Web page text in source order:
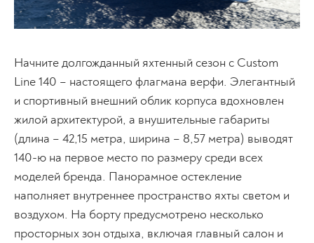
Начните долгожданный яхтенный сезон с Custom
Line 140 – настоящего флагмана верфи. Элегантный
и спортивный внешний облик корпуса вдохновлен
жилой архитектурой, а внушительные габариты
(длина – 42,15 метра, ширина – 8,57 метра) выводят
140-ю на первое место по размеру среди всех
моделей бренда. Панорамное остекление
наполняет внутреннее пространство яхты светом и
воздухом. На борту предусмотрено несколько
просторных зон отдыха, включая главный салон и